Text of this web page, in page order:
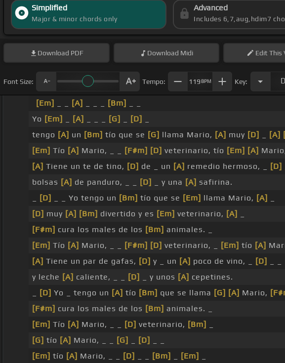
Simplified
Major & minor chords only
Advanced
Includes 6,7,aug,hdim7
Download PDF Download Midi EditThis
Font Size: Tempo: 119 BPM Key: D
[Em] [A] [Bm]
Yo [Em] [A] [G] [D]
tengo [A] un [Bm] tío que se [G] llama Mario, [A] muy [D] [A]
[Em] Tío [A] Mario, _ _ [F#m] [D] veterinario, tío [Em] [A]
[A] Tiene un te de tino, [D] de _ un [A] remedio hermoso, _ [D]
bolsas [A] de panduro, _ _ [D] _ y una [A] safirina.
[D] _ _ Yo tengo un [Bm] tío que se [Em] llama Mario, [A]
[D] muy [A] [Bm] divertido y es [Em] veterinario, [A]
[F#m] cura los males de los [Bm] animales. _
[Em] Tío [A] Mario, _ _ [F#m] [D] veterinario, _ [Em] tío [A]
[A] Tiene un par de gafas, [D] y _ un [A] poco de vino, _ [D]
y leche [A] caliente, _ _ [D] _ y unos [A] cepetines.
[D] Yo _ tengo un [A] tío [Bm] que se llama [G] [A] Mario,
[F#m] cura los males de los [Bm] animales. _
[Em] Tío [A] Mario, _ _ [D] veterinario, [Bm]
[G] tío [A] Mario, _ _ [G] [D]
[Em] tío [A] Mario, _ _ [D] [Bm] [Em]